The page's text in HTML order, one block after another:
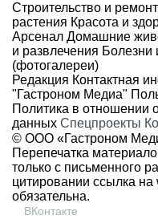
Строительство и ремонт
растения Красота и
Арсенал Домашние
и развлечения Болезни
(фотогалереи)
Редакция Контактная
"Гастроном Медиа"
Политика в отношении
данных Спецпроекты
© ООО «Гастроном
Перепечатка
только с письменного
цитировании ссылка на
обязательна.
ВКонтакте